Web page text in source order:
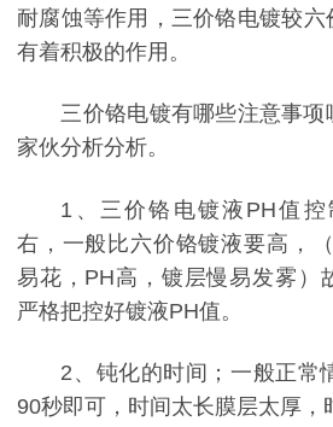
耐腐蚀等作用，三价铬电镀较六
有着积极的作用。
三价铬电镀有哪些注意事
家伙分析分析。
1、三价铬电镀液PH值控
右，一般比六价铬镀液要高，
易花，PH高，镀层慢易发雾）
严格把控好镀液PH值。
2、钝化的时间；一般正常
90秒即可，时间太长膜层太厚，